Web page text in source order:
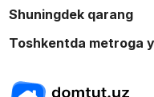
Shuningdek qarang
Toshkentda metroga